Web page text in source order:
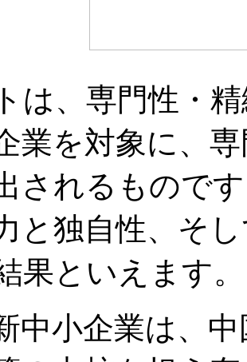
は、専門性・
業を対象に、
されるもので
と独自性、そ
果といえます。
中小企業は、